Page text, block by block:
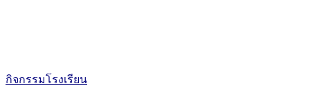
กิจกรรมโรงเรียน